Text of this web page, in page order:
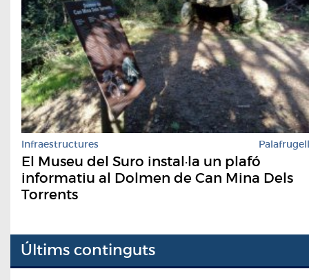
Infraestructures Palafrugell
El Museu del Suro instal·la un plafó
informatiu al Dolmen de Can Mina Dels
Torrents
Últims continguts